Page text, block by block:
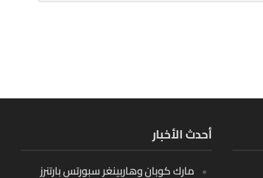
أحدث الأخبار
مارك كوبان وهاربينغر سبورتس بارتنرز